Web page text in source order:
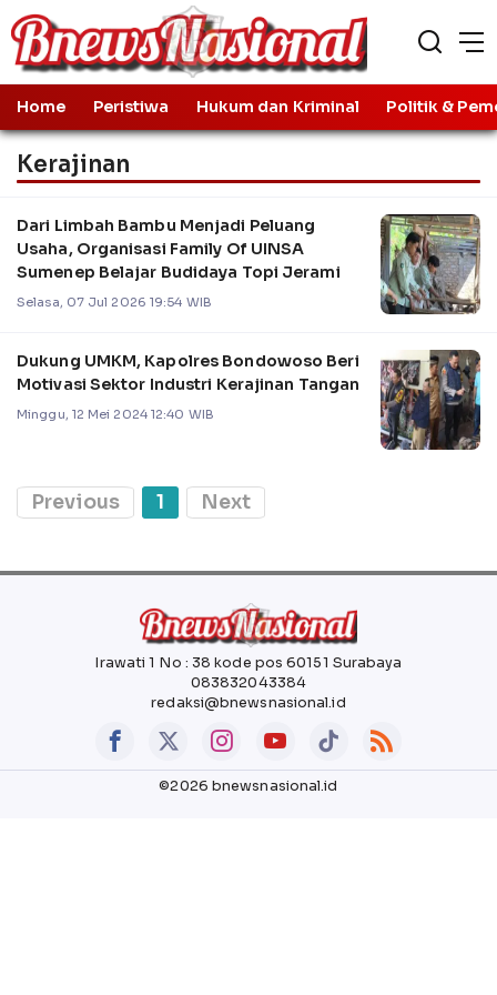
Home Peristiwa Hukum dan Kriminal Politik &
Kerajinan
Dari Limbah Bambu Menjadi Peluang
Usaha, Organisasi Family Of UINSA
Sumenep Belajar Budidaya Topi Jerami
Selasa, 07 Jul 2026 19:54 WIB
Dukung UMKM, Kapolres Bondowoso Beri
Motivasi Sektor Industri Kerajinan Tangan
Minggu, 12 Mei 2024 12:40 WIB
Previous 1 Next
Irawati 1 No : 38 kode pos 60151 Surabaya
083832043384
redaksi@bnewsnasional.id
©2026 bnewsnasional.id